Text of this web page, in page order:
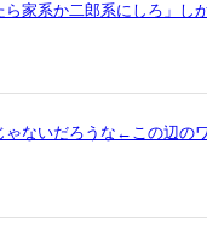
家系か二郎系にしろ」し
ゃないだろうな←この辺の